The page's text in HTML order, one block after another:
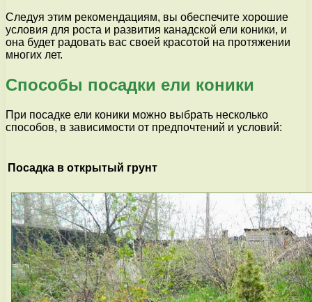
Следуя этим рекомендациям, вы обеспечите хорошие
условия для роста и развития канадской ели коники, и
она будет радовать вас своей красотой на протяжении
многих лет.
Способы посадки ели коники
При посадке ели коники можно выбрать несколько
способов, в зависимости от предпочтений и условий:
Посадка в открытый грунт